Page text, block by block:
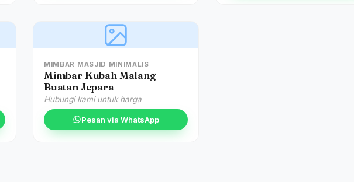
MIMBAR MASJID MINIMALIS
Mimbar Kubah Malang
Buatan Jepara
Hubungi kami untuk harga
Pesan via WhatsApp